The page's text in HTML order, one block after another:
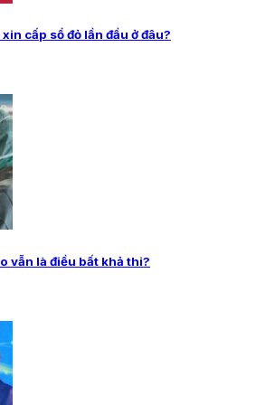
cấp sổ đỏ lần đầu ở đâu?
vẫn là điều bất khả thi?